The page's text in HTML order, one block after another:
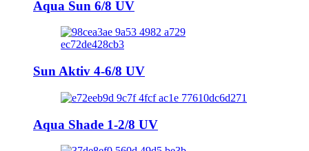
Aqua Sun 6/8 UV
Sun Aktiv 4-6/8 UV
Aqua Shade 1-2/8 UV